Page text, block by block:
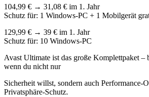
104,99 € → 31,08 € im 1. Jahr
Schutz für: 1 Windows-PC + 1 Mobilgerät
129,99 € → 39 € im 1. Jahr
Schutz für: 10 Windows-PC
Avast Ultimate ist das große Komplettpaket –
wenn du nicht nur
Sicherheit willst, sondern auch Performance-
Privatsphäre-Schutz.